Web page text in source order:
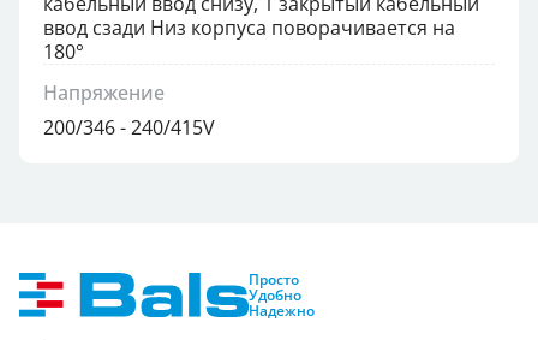
ввод сзади Низ корпуса поворачивается на
180°
Напряжение
200/346 - 240/415V
Просто
Удобно
Надежно